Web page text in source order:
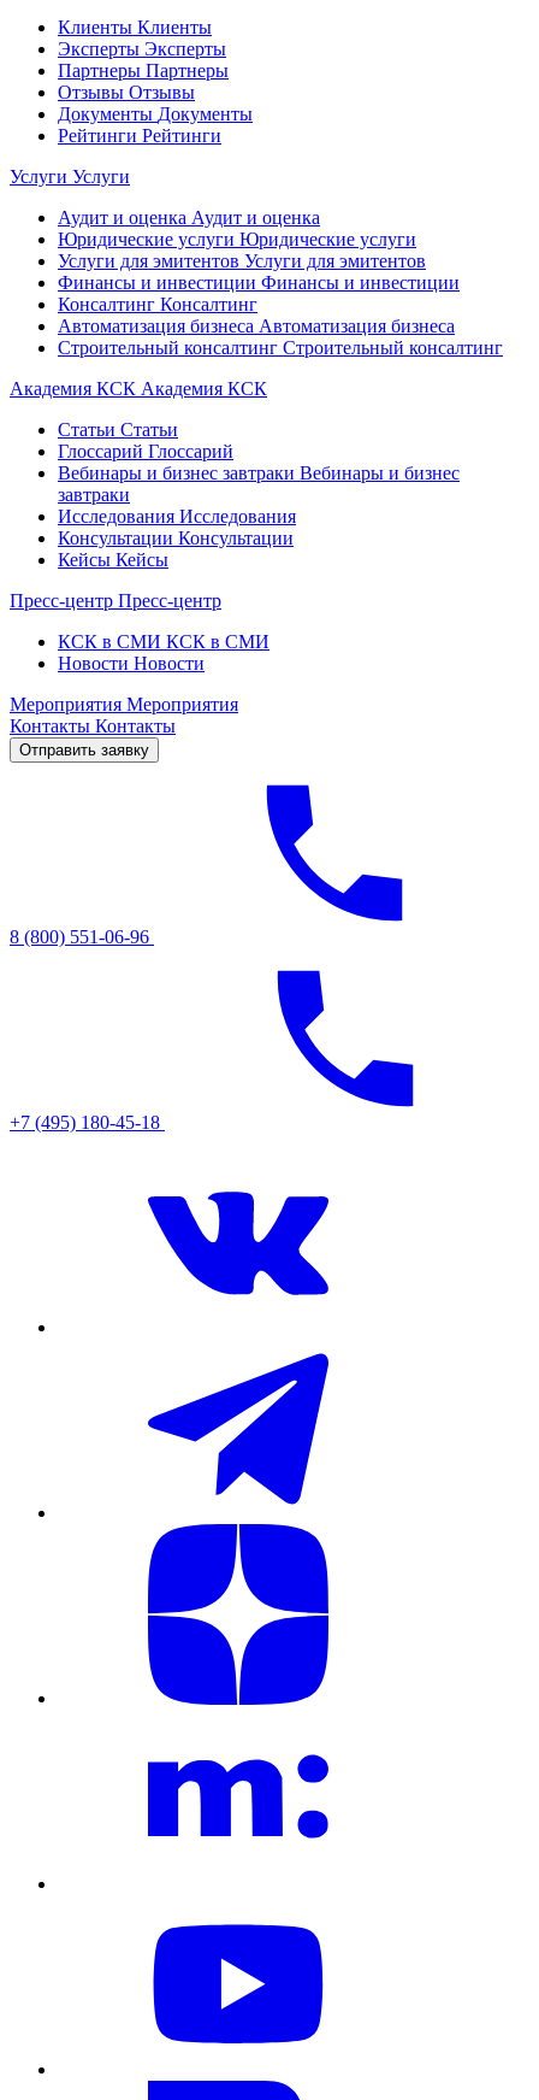
Клиенты Клиенты
Эксперты Эксперты
Партнеры Партнеры
Отзывы Отзывы
Документы Документы
Рейтинги Рейтинги
Услуги Услуги
Аудит и оценка Аудит и оценка
Юридические услуги Юридические услуги
Услуги для эмитентов Услуги для эмитентов
Финансы и инвестиции Финансы и инвестиции
Консалтинг Консалтинг
Автоматизация бизнеса Автоматизация бизнеса
Строительный консалтинг Строительный консалтинг
Академия КСК Академия КСК
Статьи Статьи
Глоссарий Глоссарий
Вебинары и бизнес завтраки Вебинары и бизнес
завтраки
Исследования Исследования
Консультации Консультации
Кейсы Кейсы
Пресс-центр Пресс-центр
КСК в СМИ КСК в СМИ
Новости Новости
Мероприятия Мероприятия
Контакты Контакты
Отправить заявку
8 (800) 551-06-96
+7 (495) 180-45-18